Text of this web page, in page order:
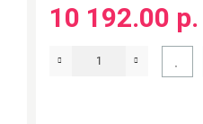
10 192.00 р.